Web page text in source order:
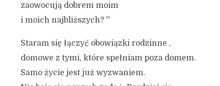
zaowocują dobrem moim
i moich najbliższych? ''
Staram się łączyć obowiązki rodzinne ,
domowe z tymi, które spełniam poza domem.
Samo życie jest już wyzwaniem.